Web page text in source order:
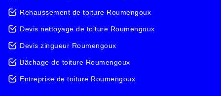
Rehaussement de toiture Roumengoux
Devis nettoyage de toiture Roumengoux
Devis zingueur Roumengoux
Bâchage de toiture Roumengoux
Entreprise de toiture Roumengoux